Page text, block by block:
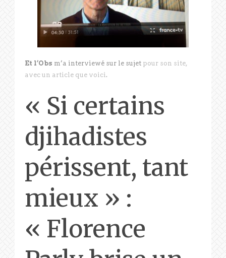
Et l’Obs m’a interviewé sur le sujet pour son site,
avec un article que voici .
« Si certains
djihadistes
périssent, tant
mieux » :
« Florence